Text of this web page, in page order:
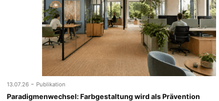
13.07.26 - Publikation
Paradigmenwechsel: Farbgestaltung wird als Prävention